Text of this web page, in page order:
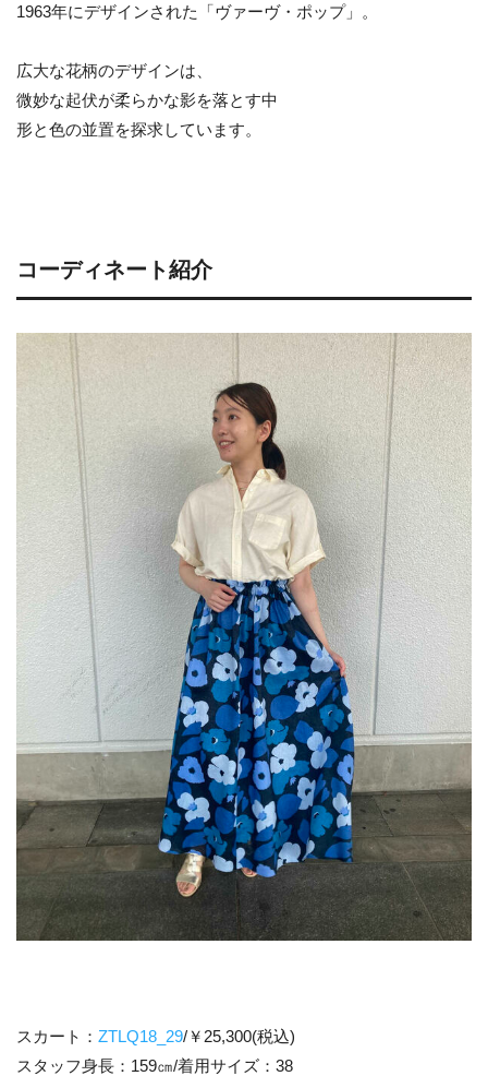
1963年にデザインされた「ヴァーヴ・ポップ」。
広大な花柄のデザインは、
微妙な起伏が柔らかな影を落とす中
形と色の並置を探求しています。
コーディネート紹介
スカート： ZTLQ18_29/￥25,300(税込)
スタッフ身長：159㎝/着用サイズ：38